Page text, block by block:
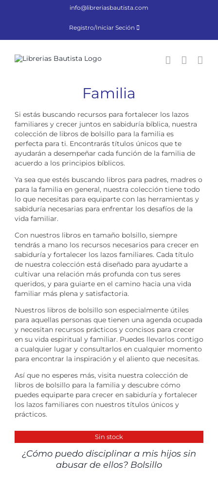
info@libreriasbautista.com
Registro/Iniciar Seción
Familia
Si estás buscando recursos para fortalecer los lazos
familiares y crecer juntos en sabiduría bíblica, nuestra
colección de libros de bolsillo para la familia es
perfecta para ti. Encontrarás títulos únicos que te
ayudarán a desempeñar cada función de la familia de
acuerdo a los principios bíblicos.
Ya sea que estés buscando libros para padres, madres o
para la familia en general, nuestra colección tiene todo
lo que necesitas para equiparte con las herramientas y
sabiduría necesarias para enfrentar los desafíos de la
vida familiar.
Con nuestros libros en tamaño bolsillo, siempre
tendrás a mano los recursos necesarios para crecer en
sabiduría y fortalecer los lazos familiares. Cada título
de nuestra colección está diseñado para ayudarte a
cultivar una relación más profunda con tus seres
queridos, y para guiarte en el camino hacia una vida
familiar más plena y satisfactoria.
Nuestros libros de bolsillo son especialmente útiles
para aquellas personas que tienen una agenda ocupada
y necesitan recursos prácticos y concisos para crecer
en su vida espiritual y familiar. Puedes llevarlos contigo
a cualquier lugar y consultarlos en cualquier momento
para encontrar la inspiración y el aliento que necesitas.
Así que no esperes más, visita nuestra colección de
libros de bolsillo para la familia y descubre cómo
puedes equiparte para crecer en sabiduría y fortalecer
los lazos familiares con nuestros títulos únicos y
prácticos.
Sin stock
¿Cómo puedo disciplinar a mis hijos sin
abusar de ellos? Bolsillo